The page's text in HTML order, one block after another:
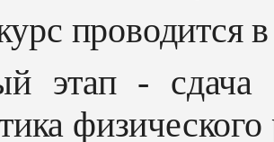
проводится
этап - сдача
физического